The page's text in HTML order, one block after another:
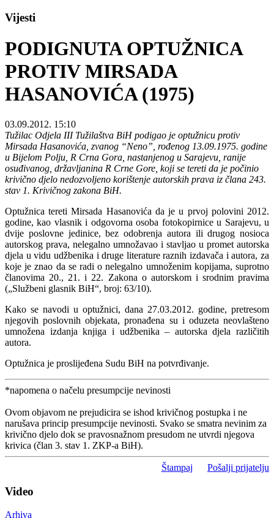
Vijesti
PODIGNUTA OPTUŽNICA
PROTIV MIRSADA
HASANOVIĆA (1975)
03.09.2012. 15:10
Tužilac Odjela III Tužilaštva BiH podigao je optužnicu protiv
Mirsada Hasanovića, zvanog “Neno”, rođenog 13.09.1975. godine
u Bijelom Polju, R Crna Gora, nastanjenog u Sarajevu, ranije
osuđivanog, državljanina R Crne Gore, koji se tereti da je počinio
krivično djelo nedozvoljeno korištenje autorskih prava iz člana 243.
stav 1. Krivičnog zakona BiH.
Optužnica tereti Mirsada Hasanovića da je u prvoj polovini 2012.
godine, kao vlasnik i odgovorna osoba fotokopirnice u Sarajevu, u
dvije poslovne jedinice, bez odobrenja autora ili drugog nosioca
autorskog prava, nelegalno umnožavao i stavljao u promet autorska
djela u vidu udžbenika i druge literature raznih izdavača i autora, za
koje je znao da se radi o nelegalno umnoženim kopijama, suprotno
članovima 20., 21. i 22. Zakona o autorskom i srodnim pravima
(„Službeni glasnik BiH“, broj: 63/10).
Kako se navodi u optužnici, dana 27.03.2012. godine, pretresom
njegovih poslovnih objekata, pronađena su i oduzeta neovlašteno
umnožena izdanja knjiga i udžbenika – autorska djela različitih
autora.
Optužnica je proslijeđena Sudu BiH na potvrđivanje.
*napomena o načelu presumpcije nevinosti
Ovom objavom ne prejudicira se ishod krivičnog postupka i ne
narušava princip presumpcije nevinosti. Svako se smatra nevinim za
krivično djelo dok se pravosnažnom presudom ne utvrdi njegova
krivica (član 3. stav 1. ZKP-a BiH).
Štampaj Pošalji prijatelju
Video
Arhiva